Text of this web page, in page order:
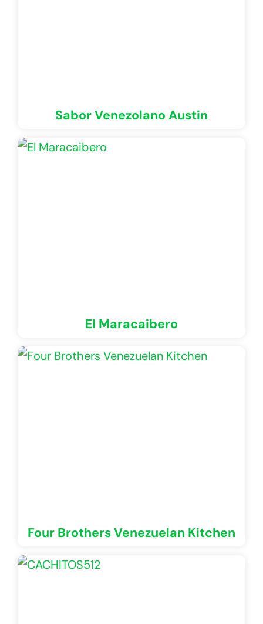
Sabor Venezolano Austin
El Maracaibero
Four Brothers Venezuelan Kitchen